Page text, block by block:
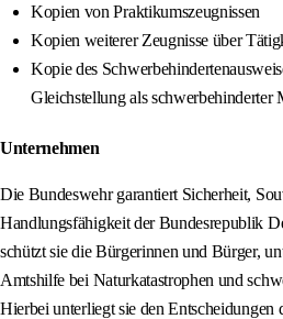
Kopien von Praktikumszeugnissen
Kopien weiterer Zeugnisse über
Kopie des
Gleichstellung als schwerbehinderter
Unternehmen
Die Bundeswehr garantiert Sicherheit,
Handlungsfähigkeit der Bundesrepublik
schützt sie die Bürgerinnen und Bürger,
Amtshilfe bei Naturkatastrophen und
Hierbei unterliegt sie den Entscheidungen